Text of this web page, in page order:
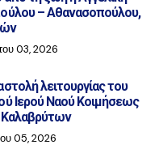
– Αθανασοπούλου,
03, 2026
λειτουργίας του
Ιερού Ναού Κοιμήσεως
05, 2026